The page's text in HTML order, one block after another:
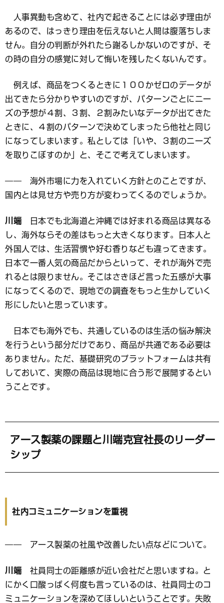
人事異動も含めて、社内で起きることには必ず理由が
あるので、はっきり理由を伝えないと人間は腹落ちしま
せん。自分の判断が外れたら謝るしかないのですが、そ
の時の自分の感覚に対して悔いを残したくないんです。
例えば、商品をつくるときに１００かゼロのデータが
出てきたら分かりやすいのですが、パターンごとにニー
ズの予想が４割、３割、２割みたいなデータが出てきた
ときに、４割のパターンで決めてしまったら他社と同じ
になってしまいます。私としては「いや、３割のニーズ
を取りこぼすのか」と、そこで考えてしまいます。
―― 海外市場に力を入れていく方針とのことですが、
国内とは見せ方や売り方が変わってくるのでしょうか。
川端 日本でも北海道と沖縄では好まれる商品は異なる
し、海外ならその差はもっと大きくなります。日本人と
外国人では、生活習慣や好む香りなども違ってきます。
日本で一番人気の商品だからといって、それが海外で売
れるとは限りません。そこはさきほど言った五感が大事
になってくるので、現地での調査をもっと生かしていく
形にしたいと思っています。
日本でも海外でも、共通しているのは生活の悩み解決
を行うという部分だけであり、商品が共通である必要は
ありません。ただ、基礎研究のプラットフォームは共有
しておいて、実際の商品は現地に合う形で展開するとい
うことです。
アース製薬の課題と川端克宜社長のリーダー
シップ
社内コミュニケーションを重視
―― アース製薬の社風や改善したい点などについて。
川端 社員同士の距離感が近い会社だと思いますね。と
にかく口酸っぱく何度も言っているのは、社員同士のコ
ミュニケーションを深めてほしいということです。失敗